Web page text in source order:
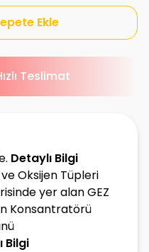
Ekle
Teslimat
Detaylı Bilgi
Oksijen Tüpleri
yer alan GEZ
Konsantratörü
Bilgi